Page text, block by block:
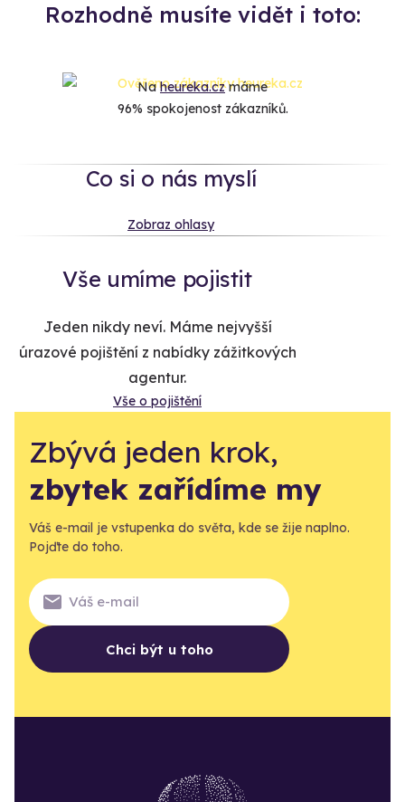
Rozhodně musíte vidět i toto:
Naheureka.czmáme
96% spokojenost zákazníků.
Co si o nás myslí
Zobraz ohlasy
Vše umíme pojistit
Jeden nikdy neví. Máme nejvyšší
úrazové pojištění z nabídky zážitkových
agentur.
Vše o pojištění
Zbývá jeden krok,
zbytek zařídíme my
Váš e-mail je vstupenka do světa, kde se žije naplno.
Pojďte do toho.
Chci být u toho